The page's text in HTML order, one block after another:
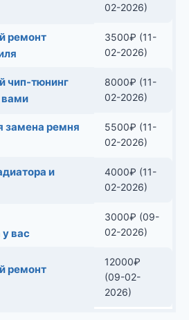
02-2026)
ремонт
3500₽ (11-
02-2026)
чип-тюнинг
вами
8000₽ (11-
02-2026)
замена ремня
5500₽ (11-
02-2026)
и
4000₽ (11-
02-2026)
вас
3000₽ (09-
02-2026)
ремонт
12000₽
(09-02-
2026)